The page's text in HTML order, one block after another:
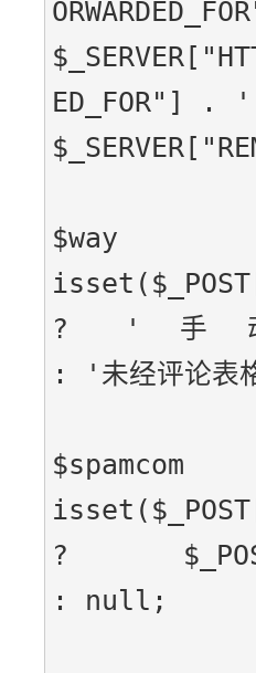
ED_FOR"] .
? '手
: '未经评论表
?
: null;